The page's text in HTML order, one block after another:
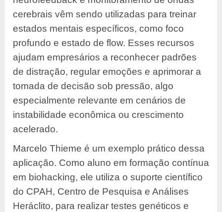
cerebrais vêm sendo utilizadas para treinar
estados mentais específicos, como foco
profundo e estado de flow. Esses recursos
ajudam empresários a reconhecer padrões
de distração, regular emoções e aprimorar a
tomada de decisão sob pressão, algo
especialmente relevante em cenários de
instabilidade econômica ou crescimento
acelerado.
Marcelo Thieme é um exemplo prático dessa
aplicação. Como aluno em formação contínua
em biohacking, ele utiliza o suporte científico
do CPAH, Centro de Pesquisa e Análises
Heráclito, para realizar testes genéticos e